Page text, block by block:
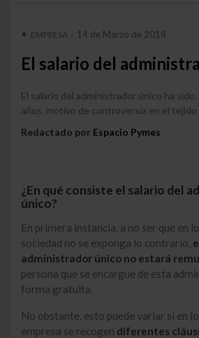
EMPRESA - 14 de Marzo de 2018
El salario del
El salario del administrador único ha
años, motivo de controversia en el tejido
Redactado por Espacio Pymes
¿En qué consiste el salario del
único?
En primera instancia, a no ser que en
sociedad no se exponga lo contrario,
administrador único no estará
persona que se encargue de esta
forma gratuita.
No obstante, esto puede variar si en
empresa se recogen diferentes